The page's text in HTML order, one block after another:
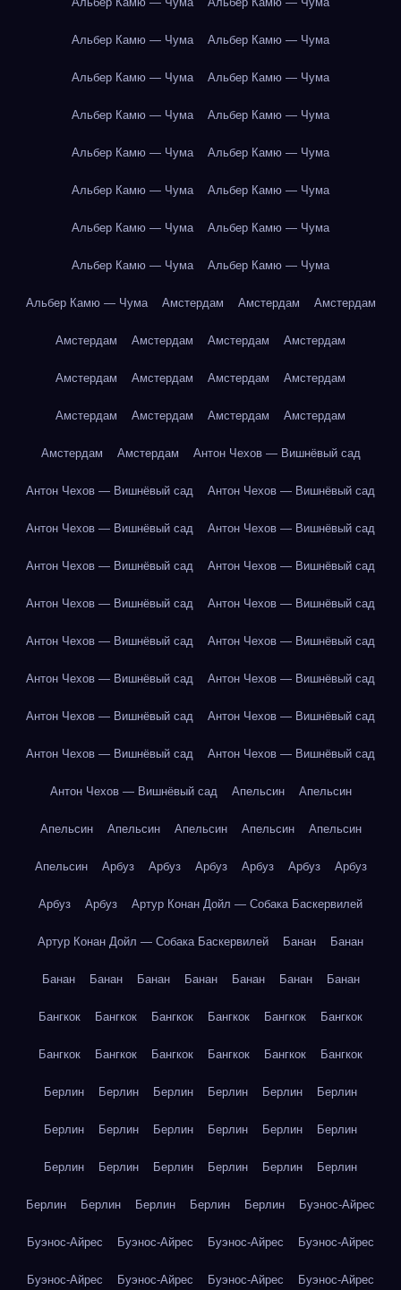
Альбер Камю — Чума Альбер Камю — Чума
Альбер Камю — Чума Альбер Камю — Чума
Альбер Камю — Чума Альбер Камю — Чума
Альбер Камю — Чума Альбер Камю — Чума
Альбер Камю — Чума Альбер Камю — Чума
Альбер Камю — Чума Альбер Камю — Чума
Альбер Камю — Чума Альбер Камю — Чума
Альбер Камю — Чума Амстердам Амстердам Амстердам
Амстердам Амстердам Амстердам Амстердам
Амстердам Амстердам Амстердам Амстердам
Амстердам Амстердам Амстердам Амстердам
Амстердам Амстердам Антон Чехов — Вишнёвый сад
Антон Чехов — Вишнёвый сад Антон Чехов — Вишнёвый сад
Антон Чехов — Вишнёвый сад Антон Чехов — Вишнёвый сад
Антон Чехов — Вишнёвый сад Антон Чехов — Вишнёвый сад
Антон Чехов — Вишнёвый сад Антон Чехов — Вишнёвый сад
Антон Чехов — Вишнёвый сад Антон Чехов — Вишнёвый сад
Антон Чехов — Вишнёвый сад Антон Чехов — Вишнёвый сад
Антон Чехов — Вишнёвый сад Антон Чехов — Вишнёвый сад
Антон Чехов — Вишнёвый сад Антон Чехов — Вишнёвый сад
Антон Чехов — Вишнёвый сад Апельсин Апельсин
Апельсин Апельсин Апельсин Апельсин Апельсин
Апельсин Арбуз Арбуз Арбуз Арбуз Арбуз Арбуз
Арбуз Арбуз Артур Конан Дойл — Собака Баскервилей
Артур Конан Дойл — Собака Баскервилей Банан Банан
Банан Банан Банан Банан Банан Банан Банан
Бангкок Бангкок Бангкок Бангкок Бангкок Бангкок
Бангкок Бангкок Бангкок Бангкок Бангкок Бангкок
Берлин Берлин Берлин Берлин Берлин Берлин
Берлин Берлин Берлин Берлин Берлин Берлин
Берлин Берлин Берлин Берлин Берлин Берлин
Берлин Берлин Берлин Берлин Берлин Буэнос-Айрес
Буэнос-Айрес Буэнос-Айрес Буэнос-Айрес Буэнос-Айрес
Буэнос-Айрес Буэнос-Айрес Буэнос-Айрес Буэнос-Айрес